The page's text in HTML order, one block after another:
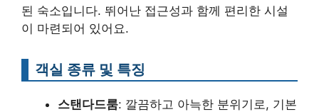
된 숙소입니다. 뛰어난 접근성과 함께 편리한 시설
이 마련되어 있어요.
객실 종류 및 특징
스탠다드룸: 깔끔하고 아늑한 분위기로, 기본